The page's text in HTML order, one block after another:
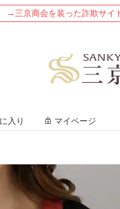
→三京商会を装った詐欺サイ
入り マイページ